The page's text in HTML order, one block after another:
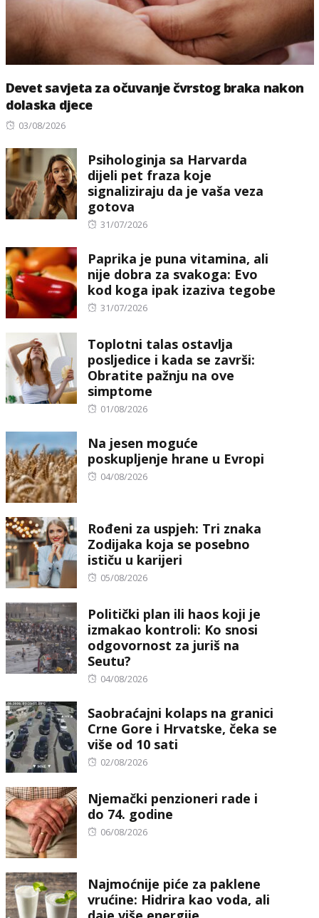
Devet savjeta za očuvanje čvrstog braka nakon
dolaska djece
Posted
03/08/2026
Psihologinja sa Harvarda
dijeli pet fraza koje
signaliziraju da je vaša veza
gotova
Posted
31/07/2026
Paprika je puna vitamina, ali
nije dobra za svakoga: Evo
kod koga ipak izaziva tegobe
Posted
31/07/2026
Toplotni talas ostavlja
posljedice i kada se završi:
Obratite pažnju na ove
simptome
Posted
01/08/2026
Na jesen moguće
poskupljenje hrane u Evropi
Posted
04/08/2026
Rođeni za uspjeh: Tri znaka
Zodijaka koja se posebno
ističu u karijeri
Posted
05/08/2026
Politički plan ili haos koji je
izmakao kontroli: Ko snosi
odgovornost za juriš na
Seutu?
Posted
04/08/2026
Saobraćajni kolaps na granici
Crne Gore i Hrvatske, čeka se
više od 10 sati
Posted
02/08/2026
Njemački penzioneri rade i
do 74. godine
Posted
06/08/2026
Najmoćnije piće za paklene
vrućine: Hidrira kao voda, ali